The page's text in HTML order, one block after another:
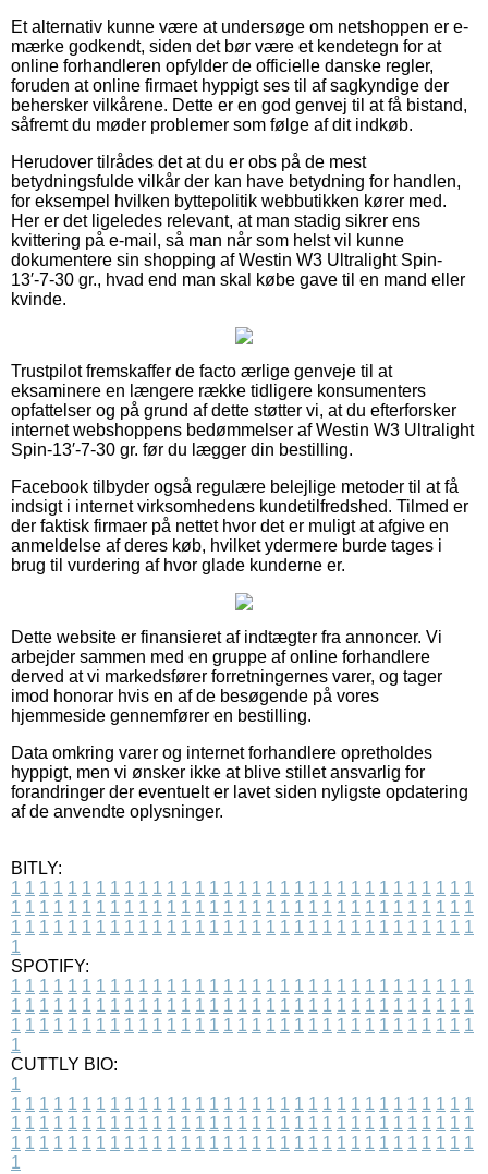
Et alternativ kunne være at undersøge om netshoppen er e-
mærke godkendt, siden det bør være et kendetegn for at
online forhandleren opfylder de officielle danske regler,
foruden at online firmaet hyppigt ses til af sagkyndige der
behersker vilkårene. Dette er en god genvej til at få bistand,
såfremt du møder problemer som følge af dit indkøb.
Herudover tilrådes det at du er obs på de mest
betydningsfulde vilkår der kan have betydning for handlen,
for eksempel hvilken byttepolitik webbutikken kører med.
Her er det ligeledes relevant, at man stadig sikrer ens
kvittering på e-mail, så man når som helst vil kunne
dokumentere sin shopping af Westin W3 Ultralight Spin-
13′-7-30 gr., hvad end man skal købe gave til en mand eller
kvinde.
Trustpilot fremskaffer de facto ærlige genveje til at
eksaminere en længere række tidligere konsumenters
opfattelser og på grund af dette støtter vi, at du efterforsker
internet webshoppens bedømmelser af Westin W3 Ultralight
Spin-13′-7-30 gr. før du lægger din bestilling.
Facebook tilbyder også regulære belejlige metoder til at få
indsigt i internet virksomhedens kundetilfredshed. Tilmed er
der faktisk firmaer på nettet hvor det er muligt at afgive en
anmeldelse af deres køb, hvilket ydermere burde tages i
brug til vurdering af hvor glade kunderne er.
Dette website er finansieret af indtægter fra annoncer. Vi
arbejder sammen med en gruppe af online forhandlere
derved at vi markedsfører forretningernes varer, og tager
imod honorar hvis en af de besøgende på vores
hjemmeside gennemfører en bestilling.
Data omkring varer og internet forhandlere opretholdes
hyppigt, men vi ønsker ikke at blive stillet ansvarlig for
forandringer der eventuelt er lavet siden nyligste opdatering
af de anvendte oplysninger.
BITLY:
1 1 1 1 1 1 1 1 1 1 1 1 1 1 1 1 1 1 1 1 1 1 1 1 1 1 1 1 1 1 1 1 1
1 1 1 1 1 1 1 1 1 1 1 1 1 1 1 1 1 1 1 1 1 1 1 1 1 1 1 1 1 1 1 1 1
1 1 1 1 1 1 1 1 1 1 1 1 1 1 1 1 1 1 1 1 1 1 1 1 1 1 1 1 1 1 1 1 1
1
SPOTIFY:
1 1 1 1 1 1 1 1 1 1 1 1 1 1 1 1 1 1 1 1 1 1 1 1 1 1 1 1 1 1 1 1 1
1 1 1 1 1 1 1 1 1 1 1 1 1 1 1 1 1 1 1 1 1 1 1 1 1 1 1 1 1 1 1 1 1
1 1 1 1 1 1 1 1 1 1 1 1 1 1 1 1 1 1 1 1 1 1 1 1 1 1 1 1 1 1 1 1 1
1
CUTTLY BIO:
1
1 1 1 1 1 1 1 1 1 1 1 1 1 1 1 1 1 1 1 1 1 1 1 1 1 1 1 1 1 1 1 1 1
1 1 1 1 1 1 1 1 1 1 1 1 1 1 1 1 1 1 1 1 1 1 1 1 1 1 1 1 1 1 1 1 1
1 1 1 1 1 1 1 1 1 1 1 1 1 1 1 1 1 1 1 1 1 1 1 1 1 1 1 1 1 1 1 1 1
1